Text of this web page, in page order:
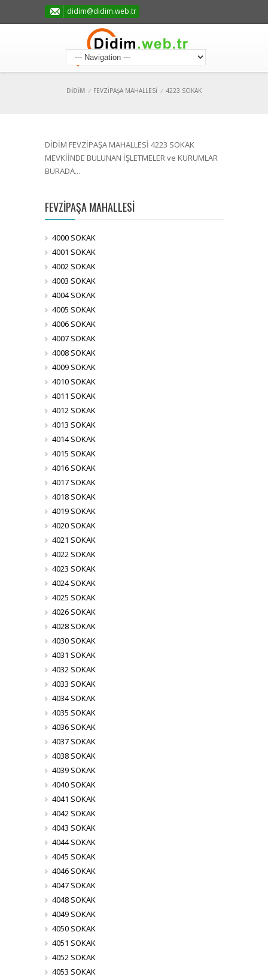
didim@didim.web.tr
DİDİM / FEVZİPAŞA MAHALLESİ / 4223 SOKAK
DİDİM FEVZİPAŞA MAHALLESİ 4223 SOKAK
MEVKİİNDE BULUNAN İŞLETMELER ve KURUMLAR
BURADA...
FEVZİPAŞA MAHALLESİ
4000 SOKAK
4001 SOKAK
4002 SOKAK
4003 SOKAK
4004 SOKAK
4005 SOKAK
4006 SOKAK
4007 SOKAK
4008 SOKAK
4009 SOKAK
4010 SOKAK
4011 SOKAK
4012 SOKAK
4013 SOKAK
4014 SOKAK
4015 SOKAK
4016 SOKAK
4017 SOKAK
4018 SOKAK
4019 SOKAK
4020 SOKAK
4021 SOKAK
4022 SOKAK
4023 SOKAK
4024 SOKAK
4025 SOKAK
4026 SOKAK
4028 SOKAK
4030 SOKAK
4031 SOKAK
4032 SOKAK
4033 SOKAK
4034 SOKAK
4035 SOKAK
4036 SOKAK
4037 SOKAK
4038 SOKAK
4039 SOKAK
4040 SOKAK
4041 SOKAK
4042 SOKAK
4043 SOKAK
4044 SOKAK
4045 SOKAK
4046 SOKAK
4047 SOKAK
4048 SOKAK
4049 SOKAK
4050 SOKAK
4051 SOKAK
4052 SOKAK
4053 SOKAK